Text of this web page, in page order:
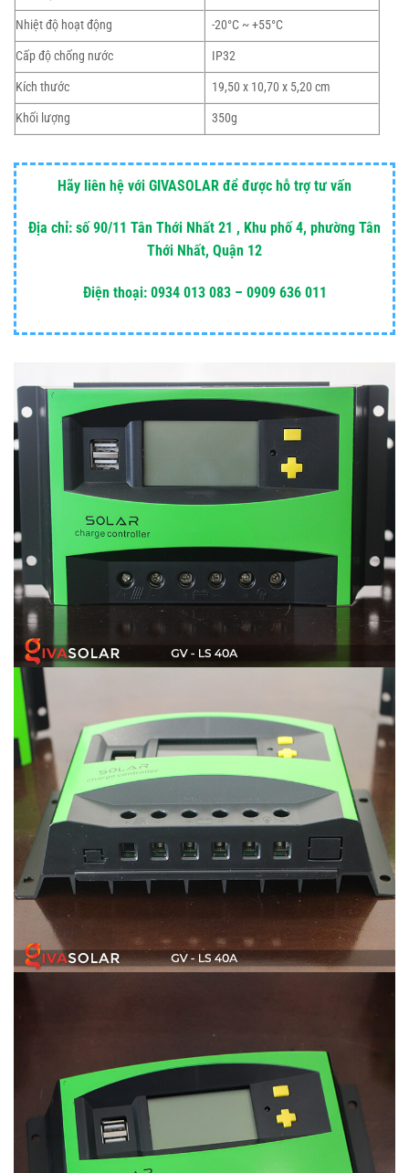
Nhiệt độ hoạt động
-20°C ~ +55°C
Cấp độ chống nước
IP32
Kích thước
19,50 x 10,70 x 5,20 cm
Khối lượng
350g
Hãy liên hệ với GIVASOLAR để được hỗ trợ tư vấn
Địa chỉ: số 90/11 Tân Thới Nhất 21 , Khu phố 4, phường Tân
Thới Nhất, Quận 12
Điện thoại: 0934 013 083 – 0909 636 011